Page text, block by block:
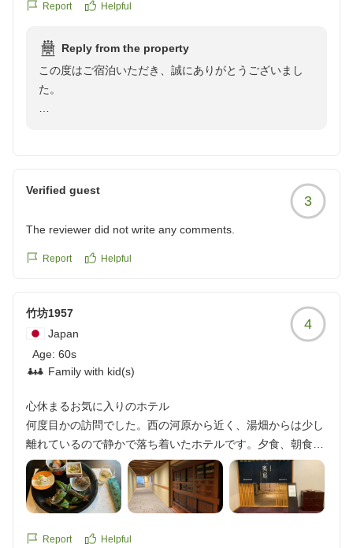
https://review.travel.rakuten.co.jp/hotel/voice/75162?
reviewId=33123478026359
Report Helpful
Reply from the property
この度はご宿泊いただき、誠にありがとうございまし
た。
いります。
Verified guest
3
The reviewer did not write any comments.
Report Helpful
竹坊1957
Japan
Age: 60s
Family with kid(s)
4
心休まるお気に入りのホテル
何度目かの訪問でした。西の河原から近く、湯畑からは少し
離れているので静かで落ち着いたホテルです。夕食、朝食と
もに美味しく、お庭もキレイにされていて、温泉ともにリフ
レッシュ出来ました。
他の画像やクチコミの詳細はこちらから
reviewId=33123477832198
Report Helpful